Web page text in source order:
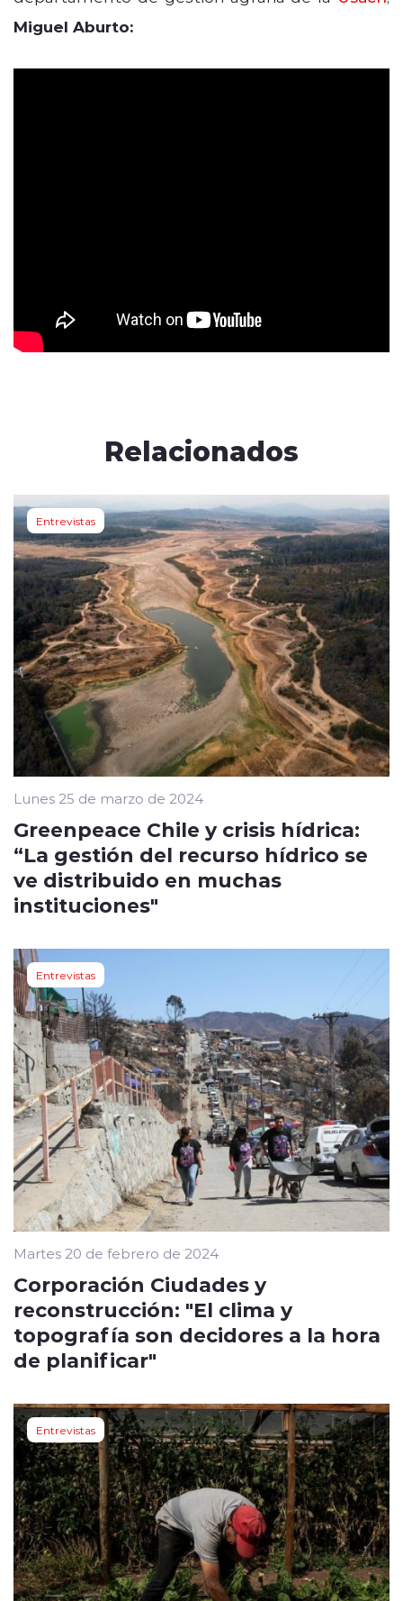
Miguel Aburto:
Relacionados
Entrevistas
Lunes 25 de marzo de 2024
Greenpeace Chile y crisis hídrica:
“La gestión del recurso hídrico se
ve distribuido en muchas
instituciones"
Entrevistas
Martes 20 de febrero de 2024
Corporación Ciudades y
reconstrucción: "El clima y
topografía son decidores a la hora
de planificar"
Entrevistas